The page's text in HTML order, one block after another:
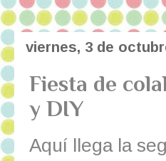
viernes, 3 de
Fiesta de
y DIY
Aquí llega la